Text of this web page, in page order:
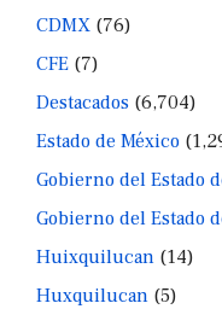
CDMX (76)
CFE (7)
Destacados (6,704)
Estado de México
Gobierno del Estado
Gobierno del Estado
Huixquilucan (14)
Huxquilucan (5)